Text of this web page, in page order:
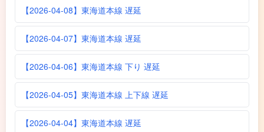
【2026-04-08】東海道本線 遅延
【2026-04-07】東海道本線 遅延
【2026-04-06】東海道本線 下り 遅延
【2026-04-05】東海道本線 上下線 遅延
【2026-04-04】東海道本線 遅延